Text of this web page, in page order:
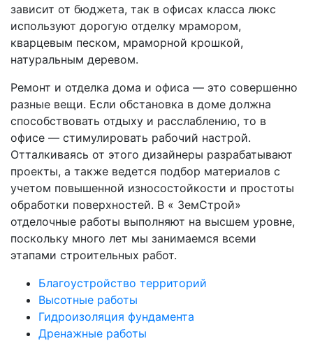
зависит от бюджета, так в офисах класса люкс
используют дорогую отделку мрамором,
кварцевым песком, мраморной крошкой,
натуральным деревом.
Ремонт и отделка дома и офиса — это совершенно
разные вещи. Если обстановка в доме должна
способствовать отдыху и расслаблению, то в
офисе — стимулировать рабочий настрой.
Отталкиваясь от этого дизайнеры разрабатывают
проекты, а также ведется подбор материалов с
учетом повышенной износостойкости и простоты
обработки поверхностей. В « ЗемСтрой»
отделочные работы выполняют на высшем уровне,
поскольку много лет мы занимаемся всеми
этапами строительных работ.
Благоустройство территорий
Высотные работы
Гидроизоляция фундамента
Дренажные работы